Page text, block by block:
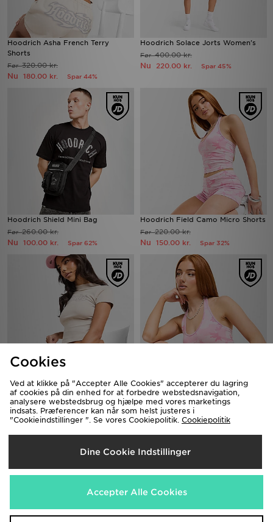
Hoodrich Asha French Terry
Shorts
Før320.00 kr.
Nu 180.00 kr. Spar 44%
Hoodrich Solace Jorts Women's
Før400.00 kr.
Nu 220.00 kr. Spar 45%
Hoodrich Shield Mini Bag
Før260.00 kr.
Nu 100.00 kr. Spar 62%
Hoodrich Field Camo Micro Shorts
Før220.00 kr.
Nu 150.00 kr. Spar 32%
Hoodrich Asha Baby T-Shirt
220.00 kr.
Nu150.00 kr. Spar 32%
Hoodrich Field Camo Halter Neck
Top
Før220.00 kr.
Nu150.00 kr. Spar 32%
Cookies
Ved at klikke på "Accepter Alle Cookies" accepterer du lagring
af cookies på din enhed for at forbedre webstedsnavigation,
analysere webstedsbrug og hjælpe med vores marketings
indsats. Præferencer kan når som helst justeres i
"Cookieindstillinger ". Se vores Cookiepolitik. Cookiepolitik
Dine Cookie Indstillinger
Accepter Alle Cookies